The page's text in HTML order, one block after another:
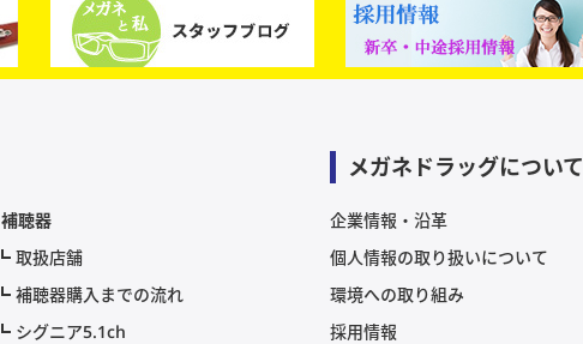
補聴器
取扱店舗
補聴器購入までの流れ
シグニア5.1ch
メガネドラッグについて
企業情報・沿革
個人情報の取り扱いについて
環境への取り組み
採用情報